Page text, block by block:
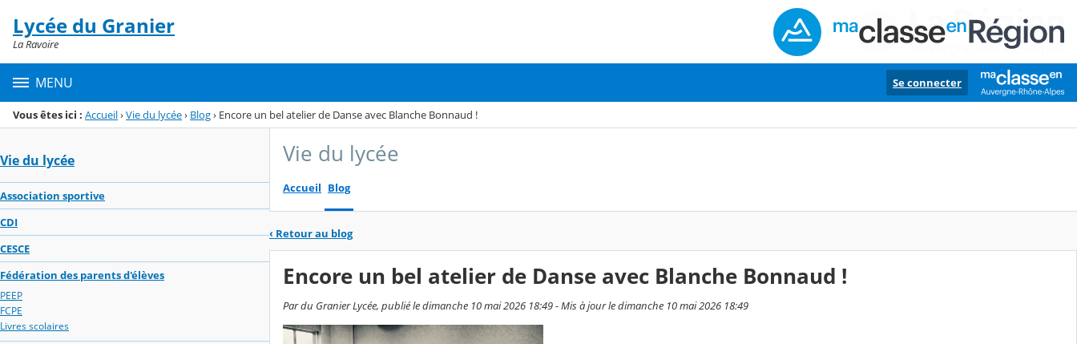
Menu de la rubrique
Contenu
Lycée du Granier
La Ravoire
MENU Se connecter
Vous êtes ici : Accueil›Vie du lycée› Blog› Encore un bel atelier de Danse avec Blanche Bonnaud !
Vie du lycée
Association sportive
CDI
CESCE
Fédération des parents d'élèves
PEEP
FCPE
Livres scolaires
Vie du lycée
Accueil Blog
‹ Retour au blog
Encore un bel atelier de Danse avec Blanche Bonnaud !
Par du Granier Lycée, publié le dimanche 10 mai 2026 18:49 - Mis à jour le dimanche 10 mai 2026 18:49